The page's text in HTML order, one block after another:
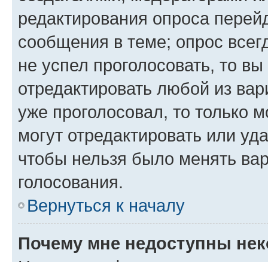
редактирования опроса
сообщения в теме; опрос
не успел проголосовать, то
отредактировать любой из
уже проголосовал, то только
могут отредактировать или
чтобы нельзя было менять
голосования.
Вернуться к началу
Почему мне недоступны